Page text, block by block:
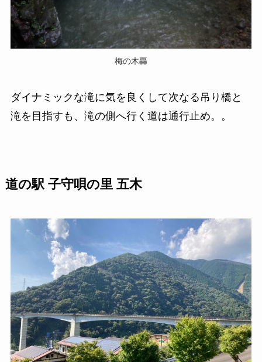
梅の木轟
ダイナミックな滝に気を良くして次なる吊り橋と
滝を目指すも、滝の側へ行く道は通行止め。。
道の駅 子守唄の里 五木